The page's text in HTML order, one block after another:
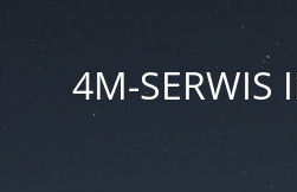
4M-SERWIS